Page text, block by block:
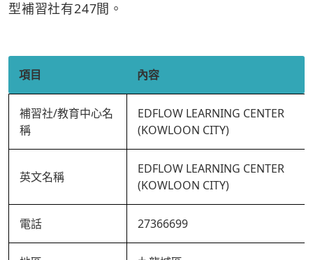
型補習社有247間。
項目 內容
補習社/教育中心名
稱
EDFLOW LEARNING CENTER
(KOWLOON CITY)
英文名稱
EDFLOW LEARNING CENTER
(KOWLOON CITY)
電話 27366699